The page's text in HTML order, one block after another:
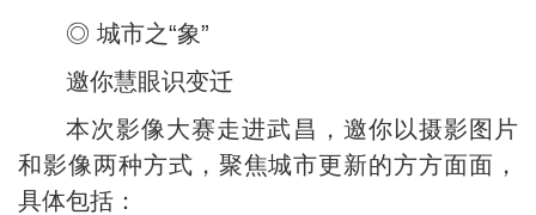
◎ 城市之“象”
邀你慧眼识变迁
本次影像大赛走进武昌，邀你以摄影图片
和影像两种方式，聚焦城市更新的方方面面，
具体包括：